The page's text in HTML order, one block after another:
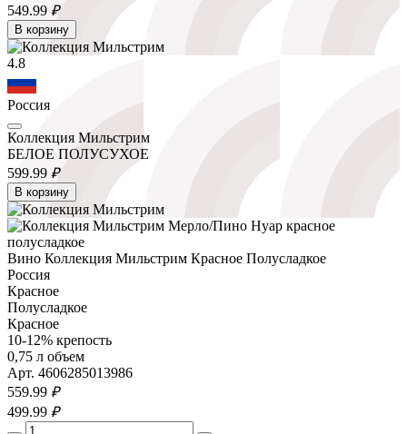
549.99 ₽
В корзину
4.8
Россия
Коллекция Мильстрим
БЕЛОЕ ПОЛУСУХОЕ
599.99 ₽
В корзину
Вино Коллекция Мильстрим Красное Полусладкое
Россия
Красное
Полусладкое
Красное
10-12% крепость
0,75 л объем
Арт. 4606285013986
559.99 ₽
499.99 ₽